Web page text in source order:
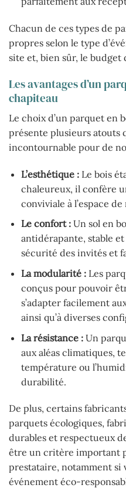
Chacun de ces types de
propres selon le type
site et, bien sûr, le budget
Les avantages d’un
chapiteau
Le choix d’un parquet en
présente plusieurs atouts
incontournable pour de
L’esthétique :Le bois
chaleureux, il confère
conviviale à l’espace
Le confort :Un sol en
antidérapante, stable
sécurité des invités et
La modularité :Les
conçus pour pouvoir
s’adapter facilement
ainsi qu’à diverses
La résistance :Un
aux aléas climatiques,
température ou
durabilité.
De plus, certains
parquets écologiques,
durables et respectueux
être un critère important
prestataire, notamment si
événement éco-